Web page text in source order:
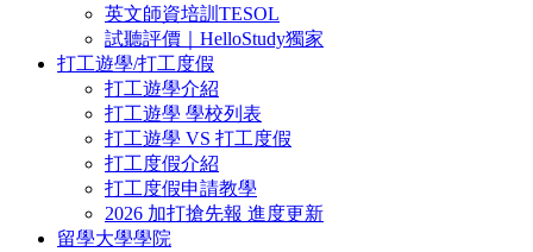
英文師資培訓TESOL
試聽評價｜HelloStudy獨家
打工遊學/打工度假
打工遊學介紹
打工遊學 學校列表
打工遊學 VS 打工度假
打工度假介紹
打工度假申請教學
2026 加打搶先報 進度更新
留學大學學院